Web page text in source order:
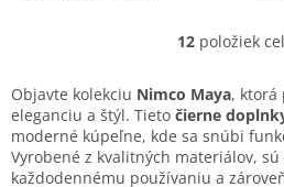
kvalita a dlhá životnosť.
O
l
á
d
a
c
12 položiek
Objavte kolekciu Nimco Maya, ktorá
eleganciu a štýl. Tieto čierne
moderné kúpeľne, kde sa snúbi
Vyrobené z kvalitných materiálov,
každodennému používaniu a